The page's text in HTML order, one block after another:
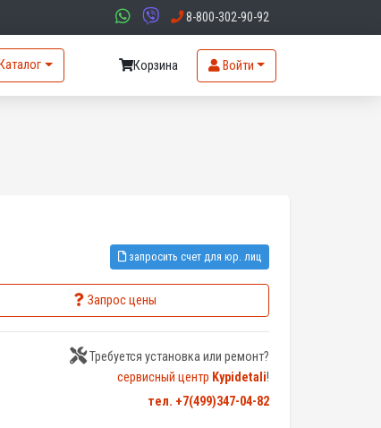
8-800-302-90-92
Корзина Войти
запросить счет для юр. лиц
Запрос цены
Требуется установка или ремонт?
сервисный центр Kypidetali!
тел. +7(499)347-04-82